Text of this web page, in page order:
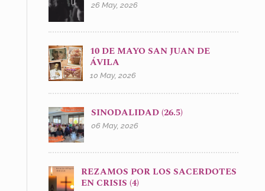
26 May, 2026
10 DE MAYO SAN JUAN DE
ÁVILA
10 May, 2026
SINODALIDAD (26.5)
06 May, 2026
REZAMOS POR LOS SACERDOTES
EN CRISIS (4)